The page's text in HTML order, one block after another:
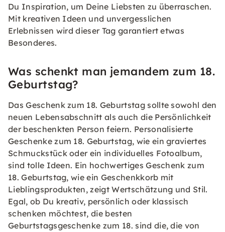
Du Inspiration, um Deine Liebsten zu überraschen.
Mit kreativen Ideen und unvergesslichen
Erlebnissen wird dieser Tag garantiert etwas
Besonderes.
Was schenkt man jemandem zum 18.
Geburtstag?
Das Geschenk zum 18. Geburtstag sollte sowohl den
neuen Lebensabschnitt als auch die Persönlichkeit
der beschenkten Person feiern. Personalisierte
Geschenke zum 18. Geburtstag, wie ein graviertes
Schmuckstück oder ein individuelles Fotoalbum,
sind tolle Ideen. Ein hochwertiges Geschenk zum
18. Geburtstag, wie ein Geschenkkorb mit
Lieblingsprodukten, zeigt Wertschätzung und Stil.
Egal, ob Du kreativ, persönlich oder klassisch
schenken möchtest, die besten
Geburtstagsgeschenke zum 18. sind die, die von